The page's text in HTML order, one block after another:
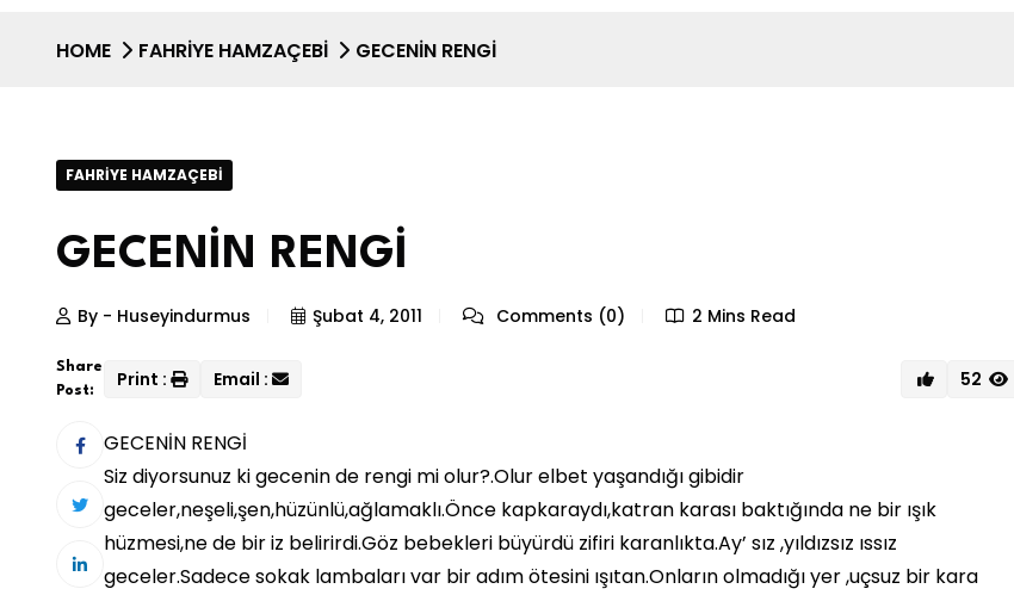
HOME FAHRIYE HAMZAÇEBİ GECENİN RENGİ
FAHRIYE HAMZAÇEBİ
GECENİN RENGİ
By - Huseyindurmus Şubat 4, 2011 Comments (0) 2 Mins Read
Share
Post:
Print : Email : 52
GECENİN RENGİ
Siz diyorsunuz ki gecenin de rengi mi olur?.Olur elbet yaşandığı gibidir
geceler,neşeli,şen,hüzünlü,ağlamaklı.Önce kapkaraydı,katran karası baktığında ne bir ışık
hüzmesi,ne de bir iz belirirdi.Göz bebekleri büyürdü zifiri karanlıkta.Ay’ sız ,yıldızsız ıssız
geceler.Sadece sokak lambaları var bir adım ötesini ışıtan.Onların olmadığı yer ,uçsuz bir kara